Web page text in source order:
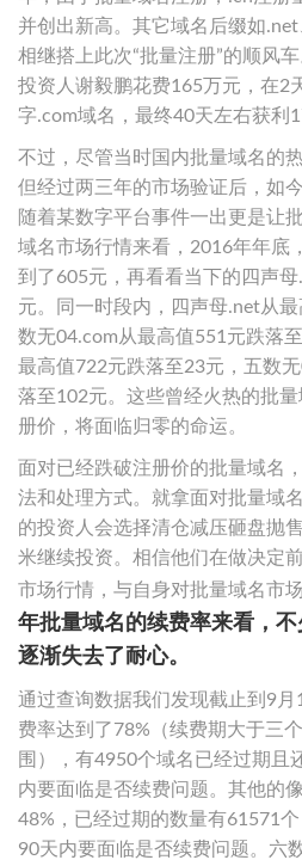
并创出新高。其它域名后缀如
相继搭上此次“批量注册”的顺风
投资人谢毅鹏花费165万元，在2
字.com域名，最终40天左右获利
不过，尽管当时国内批量域名的
但经过两三年的市场验证后，如
随着某数字平台事件一出更是让
域名市场行情来看，2016年年底
到了605元，再看看当下的四声
元。同一时段内，四声母.net从
数无04.com从最高值551元跌落
最高值722元跌落至23元，五数
落至102元。这些曾经火热的批
册价，将面临归零的命运。
面对已经跌破注册价的批量域名
法和处理方式。就拿面对批量域
的投资人会选择清仓减压砸盘抛
米继续投资。相信他们在做决定
市场行情，与自身对批量域名市
年批量域名的续费率来看，
逐渐失去了耐心。
通过查询数据我们发现截止到9
费率达到了78%（续费期大于三
围），有4950个域名已经过期且
内要面临是否续费问题。其他的
48%，已经过期的数量有61571
90天内要面临是否续费问题。六